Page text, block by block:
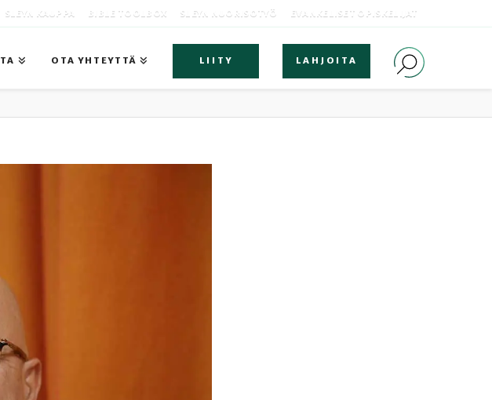
SLEYN KAUPPA BIBLE TOOLBOX SLEYN NUORISOTYÖ EVANKELISET OPISKELIJAT
OTA YHTEYTTÄ LIITY LAHJOITA